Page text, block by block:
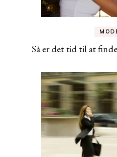
Så er det tid til at